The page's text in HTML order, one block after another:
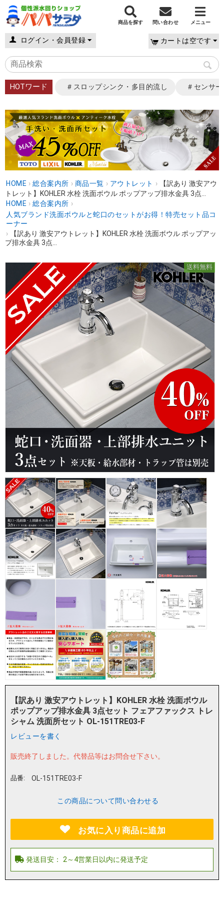
商品を探す 問い合わせ メニュー
ログイン・会員登録 カートは空です
HOTワード ＃スロップシンク・多目的流し ＃センサ
HOME › 総合案内所 › 商品一覧 › アウトレット ›
【訳あり 激安アウ
トレット】KOHLER 水栓 洗面ボウル ポップアップ排水金具 3点...
HOME › 総合案内所 ›
人気ブランド洗面ボウルと蛇口のセットがお得！特売セット品コ
ーナー
›
【訳あり 激安アウトレット】KOHLER 水栓 洗面ボウル ポップアッ
プ排水金具 3点...
送料無料
【訳あり 激安アウトレット】KOHLER 水栓 洗面ボウル
ポップアップ排水金具 3点セット フェアファックス トレ
シャム 洗面所セット OL-151TRE03-F
レビューを書く
販売終了しました。 代替品等はお問合せ下さい。
品番: OL-151TRE03-F
この商品について問い合わせる
お気に入り商品に追加